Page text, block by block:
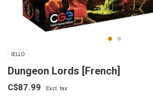
IELLO
Dungeon Lords [French]
C$87.99 Excl. tax